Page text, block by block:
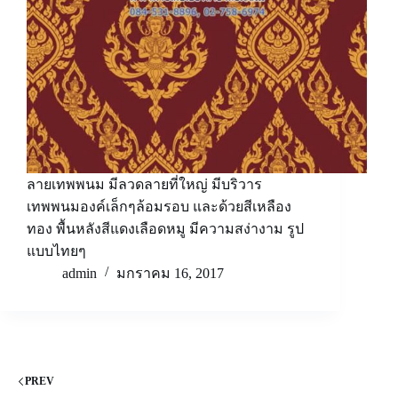
ลายเทพพนม มีลวดลายที่ใหญ่ มีบริวาร
เทพพนมองค์เล็กๆล้อมรอบ และด้วยสีเหลือง
ทอง พื้นหลังสีแดงเลือดหมู มีความสง่างาม รูป
แบบไทยๆ
admin
มกราคม 16, 2017
PREV